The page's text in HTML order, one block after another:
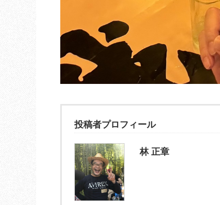
投稿者プロフィール
林 正章